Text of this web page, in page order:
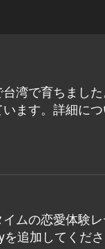
湾で育ちまし
ます。詳細に
ムの恋愛体験
追加してくだ